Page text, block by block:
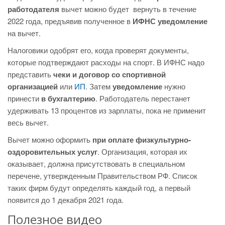
работодателя вычет можно будет вернуть в течение
2022 года, предъявив полученное в ИФНС уведомление
на вычет.
Налоговики одобрят его, когда проверят документы,
которые подтверждают расходы на спорт. В ИФНС надо
представитьчеки и договор со спортивной
организацией или ИП. Затемуведомление нужно
принести в бухгалтерию. Работодатель перестанет
удерживать 13 процентов из зарплаты, пока не применит
весь вычет.
Вычет можно оформить при оплате физкультурно-
оздоровительных услуг. Организация, которая их
оказывает, должна присутствовать в специальном
перечене, утвержденным Правительством РФ. Список
таких фирм будут определять каждый год, а первый
появится до 1 декабря 2021 года.
Полезное видео